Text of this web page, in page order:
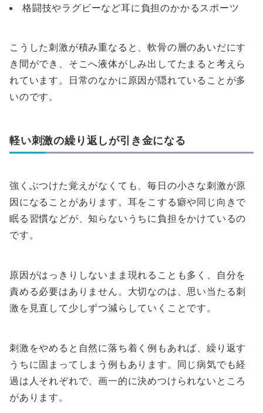
格闘技やラグビーなど耳に負担のかかるスポーツ
こうした刺激が積み重なると、軟骨の層のあいだにす
き間ができ、そこへ液体がしみ出してたまると考えら
れています。日常のなかに原因が隠れていることが多
いのです。
軽い刺激の繰り返しが引き金になる
強くぶつけた覚えがなくても、毎日の小さな刺激が原
因になることがあります。耳をこする癖や同じ向きで
眠る習慣などが、知らないうちに負担をかけているの
です。
原因がはっきりしないまま現れることも多く、自分を
責める必要はありません。大切なのは、思い当たる刺
激を見直して少しずつ減らしていくことです。
刺激をやめると自然に落ち着く例もあれば、繰り返す
うちに固まってしまう例もあります。同じ病気でも経
過は人それぞれで、画一的に決めつけられないところ
があります。